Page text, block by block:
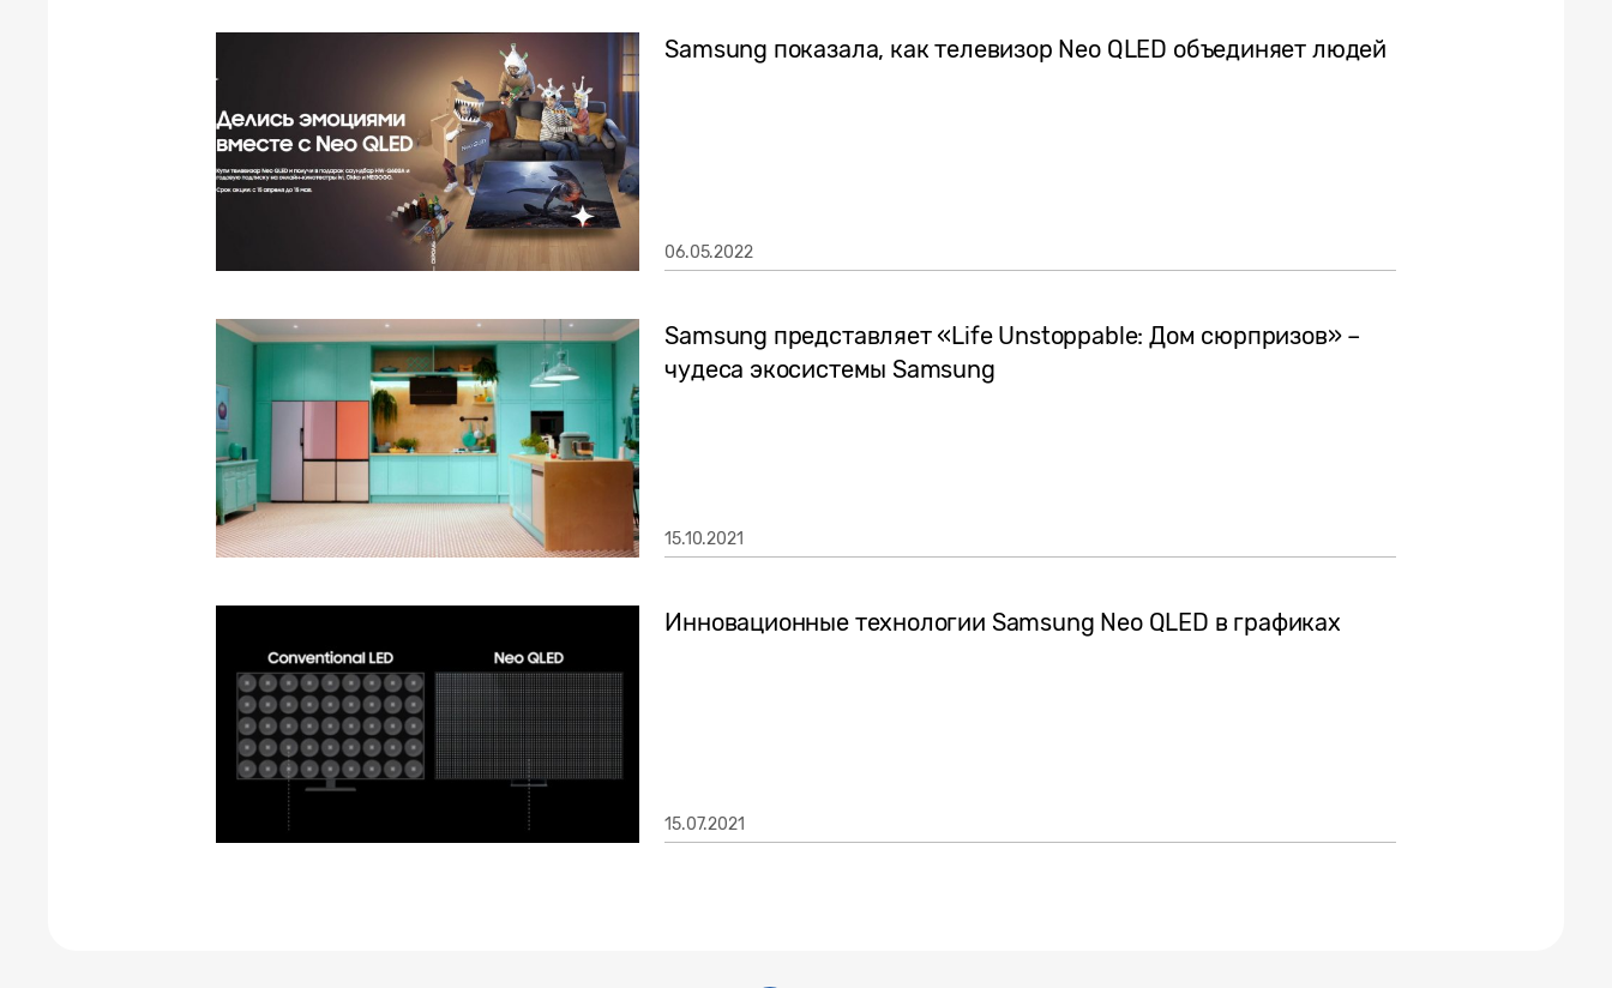
Samsung показала, как телевизор Neo QLED объединяет людей
06.05.2022
Samsung представляет «Life Unstoppable: Дом сюрпризов» –
чудеса экосистемы Samsung
15.10.2021
Инновационные технологии Samsung Neo QLED в графиках
15.07.2021